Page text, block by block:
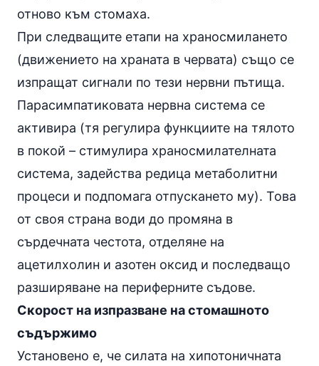
отново към стомаха.
При следващите етапи на храносмилането
(движението на храната в червата) също се
изпращат сигнали по тези нервни пътища.
Парасимпатиковата нервна система се
активира (тя регулира функциите на тялото
в покой – стимулира храносмилателната
система, задейства редица метаболитни
процеси и подпомага отпускането му). Това
от своя страна води до промяна в
сърдечната честота, отделяне на
ацетилхолин и азотен оксид и последващо
разширяване на периферните съдове.
Скорост на изпразване на стомашното
съдържимо
Установено е, че силата на хипотоничната